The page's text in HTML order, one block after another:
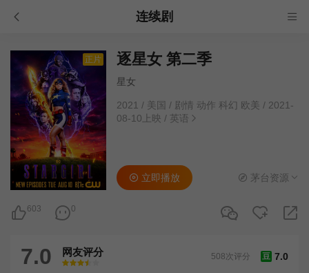
连续剧
正片 逐星女 第二季
星女
2021 / 美国 / 剧情 动作 科幻 欧美 / 2021-
08-10上映 / 英语
603 0
立即播放 茅台资源
7.0 网友评分
很差
较差还行推荐力荐
豆 7.0
508次评分